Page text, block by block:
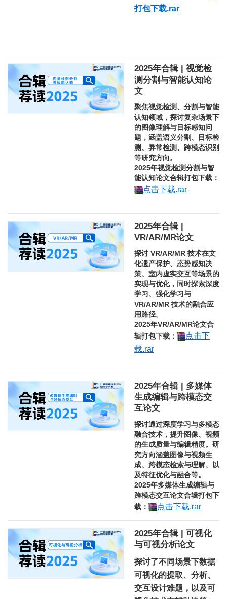
打包下载.rar
2025年合辑 | 视觉检
测分割与智能认知论
文
聚焦视觉检测、分割与智能
认知领域，探讨复杂场景下
的图像理解与目标感知问
题，涵盖语义分割、目标检
测、异常检测、跨模态识别
等研究方向。
2025年视觉检测分割与智
能认知论文合辑打包下载 ：
点击下载.rar
2025年合辑 |
VR/AR/MR论文
探讨 VR/AR/MR 技术在文
化遗产保护、态势感知决
策、室内虚实交互等场景的
实现与优化，同时探索深度
学习、强化学习与
VR/AR/MR 技术的融合应
用路径。
2025年VR/AR/MR论文合
辑打包下载 ：
点击下
载.rar
2025年合辑 | 多媒体
生成编辑与跨模态交
互论文
探讨通过深度学习与多模态
融合技术，提升图像、视频
的生成质量与编辑精度。研
究方向涵盖图像与视频生
成、跨模态检索与理解、以
及特征优化与融合等。
2025年多媒体生成编辑与
跨模态交互论文合辑打包下
载 ： 点击下载.rar
2025年合辑 | 可视化
与可视分析论文
探讨了不同场景下数据
可视化的提取、分析、
交互设计难题，以及可